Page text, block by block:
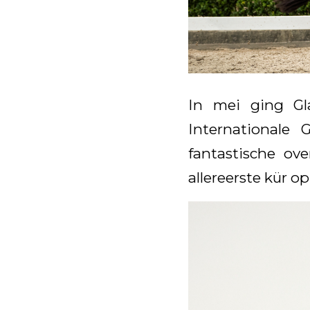
In mei ging
Internationale
fantastische
allereerste kür